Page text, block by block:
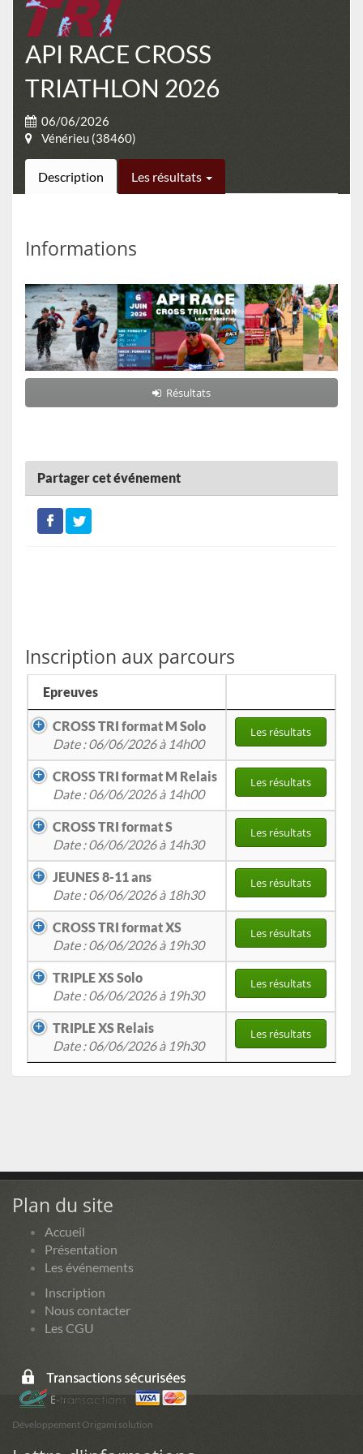
API RACE CROSS
TRIATHLON 2026
06/06/2026
Vénérieu (38460)
Description Les résultats
Informations
Résultats
Partager cet événement
Inscription aux parcours
Epreuves
CROSS TRI format M Solo
Date : 06/06/2026 à 14h00
Les résultats
CROSS TRI format M Relais
Date : 06/06/2026 à 14h00
Les résultats
CROSS TRI format S
Date : 06/06/2026 à 14h30
Les résultats
JEUNES 8-11 ans
Date : 06/06/2026 à 18h30
Les résultats
CROSS TRI format XS
Date : 06/06/2026 à 19h30
Les résultats
TRIPLE XS Solo
Date : 06/06/2026 à 19h30
Les résultats
TRIPLE XS Relais
Date : 06/06/2026 à 19h30
Les résultats
Plan du site
Accueil
Présentation
Les événements
Inscription
Nous contacter
Les CGU
Développement Origami solution